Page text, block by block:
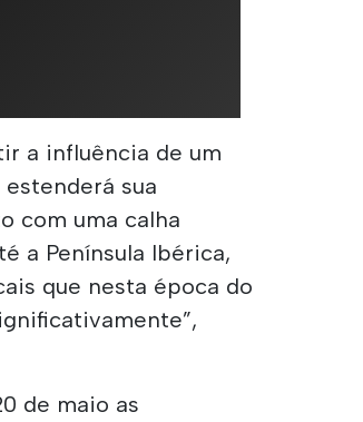
a influência de um
sua
com uma calha
a Península Ibérica,
que nesta época do
de maio as